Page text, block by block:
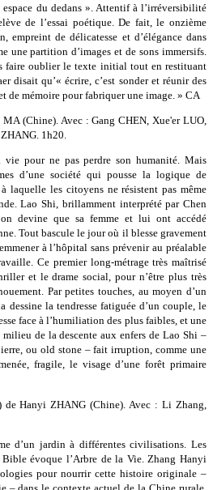
espace du dedans ». Attentif à l’irréversibilité
de l’essai poétique. De fait, le onzième
empreint de délicatesse et d’élégance dans
une partition d’images et de sons immersifs.
faire oublier le texte initial tout en restituant
disait qu’« écrire, c’est sonder et réunir des
de mémoire pour fabriquer une image. » CA
(Chine). Avec : Gang CHEN, Xue'er LUO,
1h20.
vie pour ne pas perdre son humanité. Mais
d’une société qui pousse la logique de
laquelle les citoyens ne résistent pas même
Lao Shi, brillamment interprété par Chen
devine que sa femme et lui ont accédé
Tout bascule le jour où il blesse gravement
à l’hôpital sans prévenir au préalable
Ce premier long-métrage très maîtrisé
et le drame social, pour n’être plus très
Par petites touches, au moyen d’un
la tendresse fatiguée d’un couple, le
face à l’humiliation des plus faibles, et une
de la descente aux enfers de Lao Shi –
ou old stone – fait irruption, comme une
fragile, le visage d’une forêt primaire
Hanyi ZHANG (Chine). Avec : Li Zhang,
d’un jardin à différentes civilisations. Les
Bible évoque l’Arbre de la Vie. Zhang Hanyi
pour nourrir cette histoire originale –